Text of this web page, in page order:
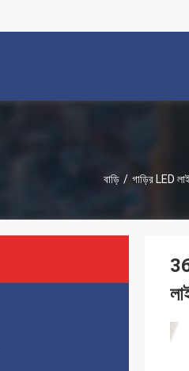
বাড়ি / গাড়ির LED